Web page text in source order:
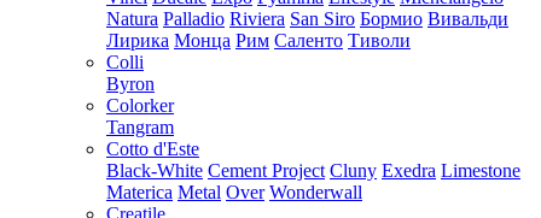
Natura Palladio Riviera San Siro Бормио Вивальди
Лирика Монца Рим Саленто Тиволи
Colli
Byron
Colorker
Tangram
Cotto d'Este
Black-White Cement Project Cluny Exedra Limestone
Materica Metal Over Wonderwall